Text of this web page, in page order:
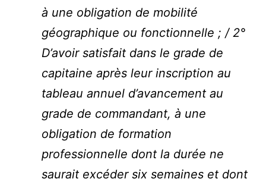
à une obligation de mobilité
géographique ou fonctionnelle ; / 2°
D’avoir satisfait dans le grade de
capitaine après leur inscription au
tableau annuel d’avancement au
grade de commandant, à une
obligation de formation
professionnelle dont la durée ne
saurait excéder six semaines et dont